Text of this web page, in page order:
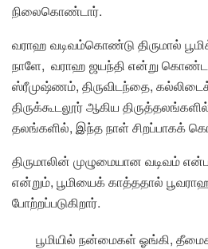
நிலைகொண்டார்.
வராஹ வடிவம்கொண்டு திருமால்
நாளே, வராஹ ஜயந்தி என்று
ஸ்ரீமுஷ்ணம், திருவிடந்தை,
திருக்கூடலூர் ஆகிய
தலங்களில், இந்த நாள் சிறப்பாகக்
திருமாலின் முழுமையான வடிவம்
என்றும், பூமியைக் காத்ததால்
போற்றப்படுகிறார்.
பூமியில் நன்மைகள் ஓங்கி,